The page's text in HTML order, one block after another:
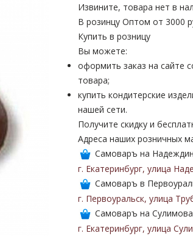
Извините, товара нет в
В розинцу Оптом от 3000
Купить в розницу
Вы можете:
оформить заказ на сайте
товара;
купить кондитерские
нашей сети.
Получите скидку и
Адреса наших розничных
Самоваръ на
г. Екатеринбург, улица
Самоваръ в
г. Первоуральск, улица
Самоваръ на
г. Екатеринбург, улица